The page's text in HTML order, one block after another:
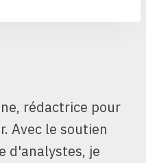
rédactrice pour
Avec le soutien
d'analystes, je